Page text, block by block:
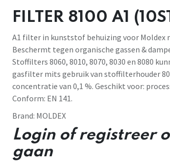
FILTER 8100 A1
A1 filter in kunststof behuizing voor Moldex
Beschermt tegen organische gassen &
Stoffilters 8060, 8010, 8070, 8030 en 8080
gasfilter mits gebruik van stoffilterhouder
concentratie van 0,1 %. Geschikt voor:
Conform: EN 141.
Brand: MOLDEX
Login of registreer
gaan